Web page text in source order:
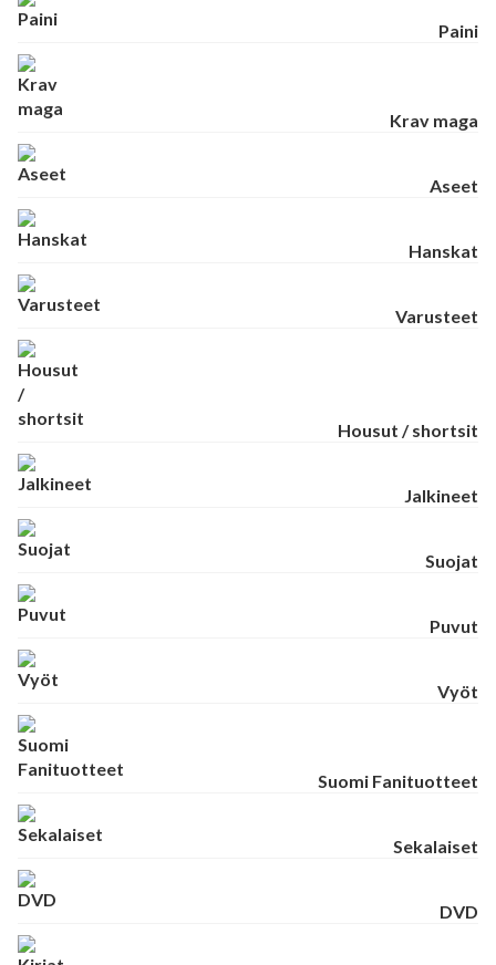
Paini
Krav maga
Aseet
Hanskat
Varusteet
Housut / shortsit
Jalkineet
Suojat
Puvut
Vyöt
Suomi Fanituotteet
Sekalaiset
DVD